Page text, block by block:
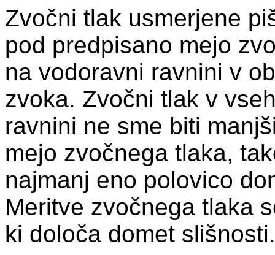
Zvočni tlak usmerjene
pod predpisano mejo
na vodoravni ravnini v
zvoka. Zvočni tlak v
ravnini ne sme biti
mejo zvočnega tlaka,
najmanj eno polovico
Meritve zvočnega tlaka
ki določa domet slišnosti.